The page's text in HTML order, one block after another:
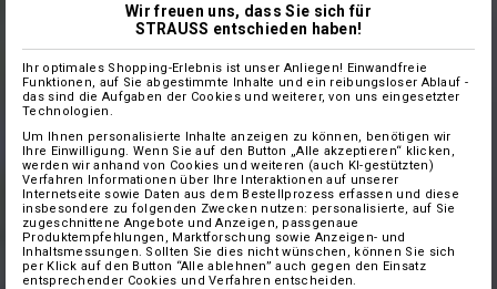
Wir freuen uns, dass Sie sich für
STRAUSS entschieden haben!
Ihr optimales Shopping-Erlebnis ist unser Anliegen! Einwandfreie
Funktionen, auf Sie abgestimmte Inhalte und ein reibungsloser Ablauf -
das sind die Aufgaben der Cookies und weiterer, von uns eingesetzter
Technologien.
Um Ihnen personalisierte Inhalte anzeigen zu können, benötigen wir
Ihre Einwilligung. Wenn Sie auf den Button „Alle akzeptieren“ klicken,
werden wir anhand von Cookies und weiteren (auch KI-gestützten)
Verfahren Informationen über Ihre Interaktionen auf unserer
Internetseite sowie Daten aus dem Bestellprozess erfassen und diese
insbesondere zu folgenden Zwecken nutzen: personalisierte, auf Sie
zugeschnittene Angebote und Anzeigen, passgenaue
Produktempfehlungen, Marktforschung sowie Anzeigen- und
Inhaltsmessungen. Sollten Sie dies nicht wünschen, können Sie sich
per Klick auf den Button “Alle ablehnen” auch gegen den Einsatz
entsprechender Cookies und Verfahren entscheiden.